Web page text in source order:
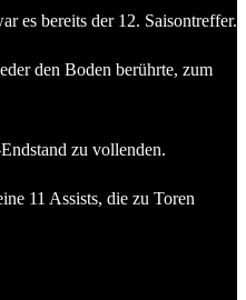
es bereits der 12. Saisontreffer.
den Boden berührte, zum
zu vollenden.
11 Assists, die zu Toren